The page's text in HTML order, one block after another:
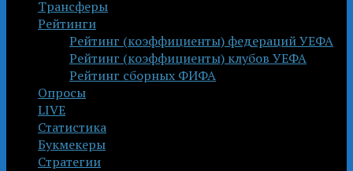
Трансферы
Рейтинги
Рейтинг (коэффициенты) федераций УЕФА
Рейтинг (коэффициенты) клубов УЕФА
Рейтинг сборных ФИФА
Опросы
LIVE
Статистика
Букмекеры
Стратегии